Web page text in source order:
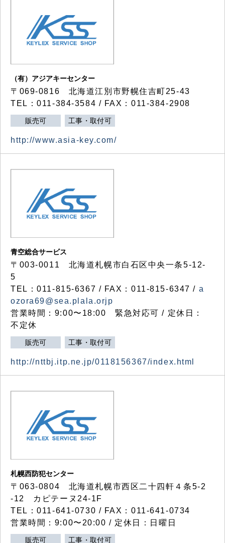
（有）アジアキーセンター
〒069-0816 北海道江別市野幌住吉町25-43
TEL：011-384-3584 / FAX：011-384-2908
販売可 工事・取付可
http://www.asia-key.com/
青空総合サービス
〒003-0011 北海道札幌市白石区中央一条5-12-
5
TEL：011-815-6367 / FAX：011-815-6347 / a
ozora69@sea.plala.orjp
営業時間：9:00〜18:00 緊急対応可 / 定休日：
不定休
販売可 工事・取付可
http://nttbj.itp.ne.jp/0118156367/index.html
札幌西防犯センター
〒063-0804 北海道札幌市西区二十四軒４条5-2
-12 カピテーヌ24-1F
TEL：011-641-0730 / FAX：011-641-0734
営業時間：9:00〜20:00 / 定休日：日曜日
販売可 工事・取付可